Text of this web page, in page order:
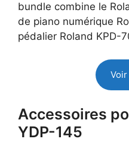
bundle combine le
de piano numérique
pédalier Roland KPD-
Accessoires
YDP-145